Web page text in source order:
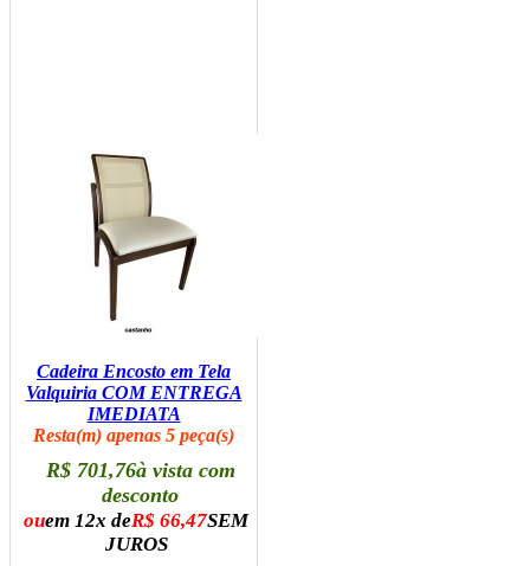
Cadeira Encosto em Tela
Valquiria COM ENTREGA
IMEDIATA
Resta(m) apenas 5 peça(s)
R$ 701,76à vista com
desconto
ouem 12x deR$ 66,47SEM
JUROS